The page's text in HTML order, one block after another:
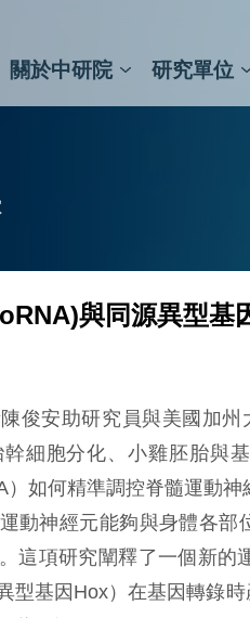
關於中研院 研究單位
與同源異型
安助研究員與美國加州
細胞分化、小雞胚胎與
）如何精準調控脊髓運動
動神經元能夠與身體各
這項研究闡釋了一個新的
型基因Hox）在基因轉錄